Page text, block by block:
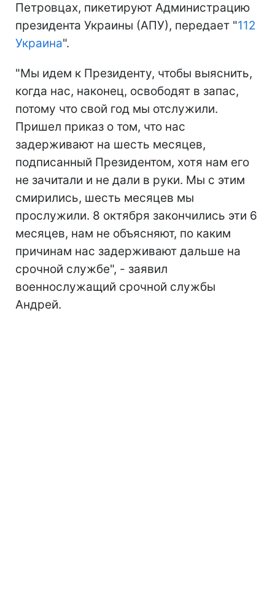
Петровцах, пикетируют Администрацию
президента Украины (АПУ), передает "112
Украина".
"Мы идем к Президенту, чтобы выяснить,
когда нас, наконец, освободят в запас,
потому что свой год мы отслужили.
Пришел приказ о том, что нас
задерживают на шесть месяцев,
подписанный Президентом, хотя нам его
не зачитали и не дали в руки. Мы с этим
смирились, шесть месяцев мы
прослужили. 8 октября закончились эти 6
месяцев, нам не объясняют, по каким
причинам нас задерживают дальше на
срочной службе", - заявил
военнослужащий срочной службы
Андрей.